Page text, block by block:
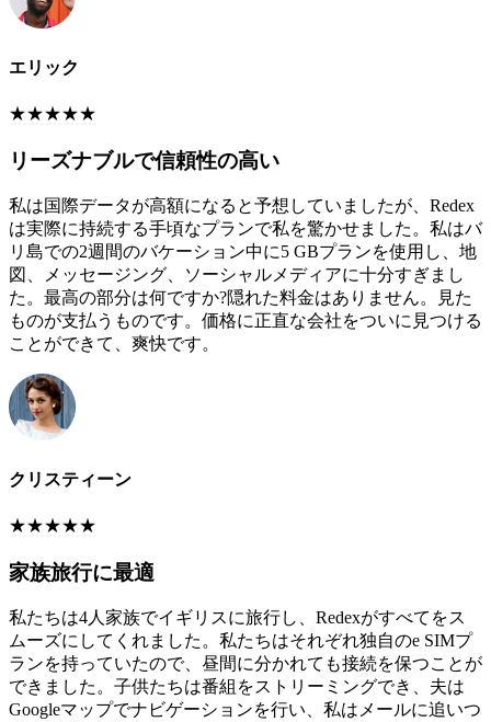
エリック
★★★★★
リーズナブルで信頼性の高い
私は国際データが高額になると予想していましたが、Redex
は実際に持続する手頃なプランで私を驚かせました。私はバ
リ島での2週間のバケーション中に5 GBプランを使用し、地
図、メッセージング、ソーシャルメディアに十分すぎまし
た。最高の部分は何ですか?隠れた料金はありません。見た
ものが支払うものです。価格に正直な会社をついに見つける
ことができて、爽快です。
クリスティーン
★★★★★
家族旅行に最適
私たちは4人家族でイギリスに旅行し、Redexがすべてをス
ムーズにしてくれました。私たちはそれぞれ独自のe SIMプ
ランを持っていたので、昼間に分かれても接続を保つことが
できました。子供たちは番組をストリーミングでき、夫は
Googleマップでナビゲーションを行い、私はメールに追いつ